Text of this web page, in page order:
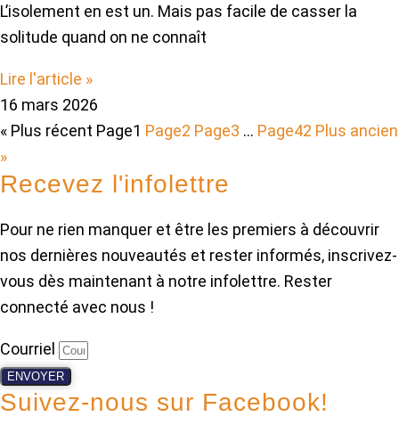
L’isolement en est un. Mais pas facile de casser la
solitude quand on ne connaît
Lire l'article »
16 mars 2026
« Plus récent Page1 Page2 Page3 … Page42 Plus ancien
»
Recevez l'infolettre
Pour ne rien manquer et être les premiers à découvrir
nos dernières nouveautés et rester informés, inscrivez-
vous dès maintenant à notre infolettre. Rester
connecté avec nous !
Courriel
ENVOYER
Suivez-nous sur Facebook!